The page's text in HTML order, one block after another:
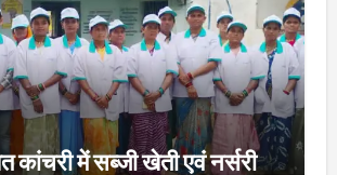
कांचरी में सब्जी खेती एवं नर्सरी